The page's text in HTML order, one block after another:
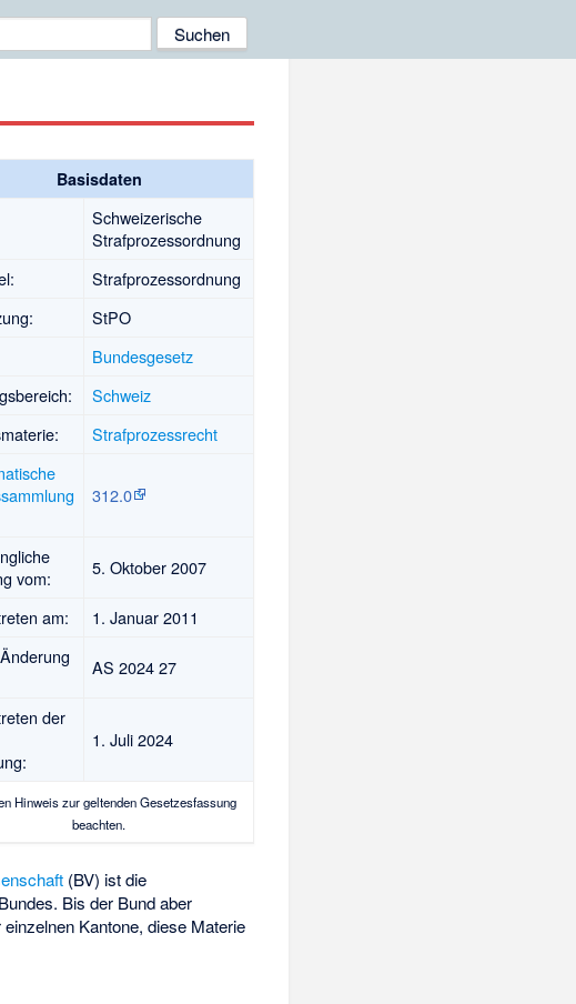
Basisdaten
Schweizerische
Strafprozessordnung
Strafprozessordnung
StPO
Bundesgesetz
Schweiz
Strafprozessrecht
312.0
vom:
5. Oktober 2007
am:
1. Januar 2011
AS 2024 27
der
1. Juli 2024
Hinweis zur geltenden Gesetzesfassung
beachten.
(BV) ist die
Bis der Bund aber
Kantone, diese Materie